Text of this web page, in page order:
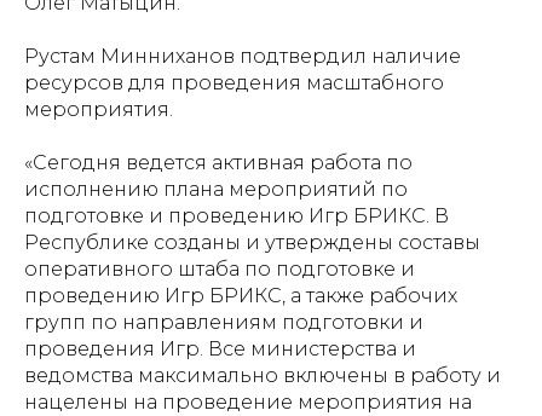
Рустам Минниханов подтвердил наличие
ресурсов для проведения масштабного
мероприятия.
«Сегодня ведется активная работа по
исполнению плана мероприятий по
подготовке и проведению Игр БРИКС. В
Республике созданы и утверждены составы
оперативного штаба по подготовке и
проведению Игр БРИКС, а также рабочих
групп по направлениям подготовки и
проведения Игр. Все министерства и
ведомства максимально включены в работу и
нацелены на проведение мероприятия на